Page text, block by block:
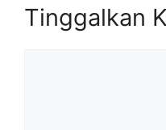
Tinggalkan